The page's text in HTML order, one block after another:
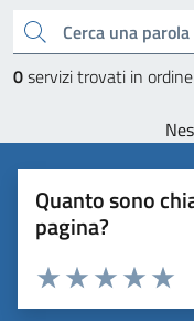
Cerca una parola chiave
0servizi trovati in
Quanto sono
pagina?
Valuta 4
Valuta 3
Valuta 2 stelle
Valuta 1 stelle su 5